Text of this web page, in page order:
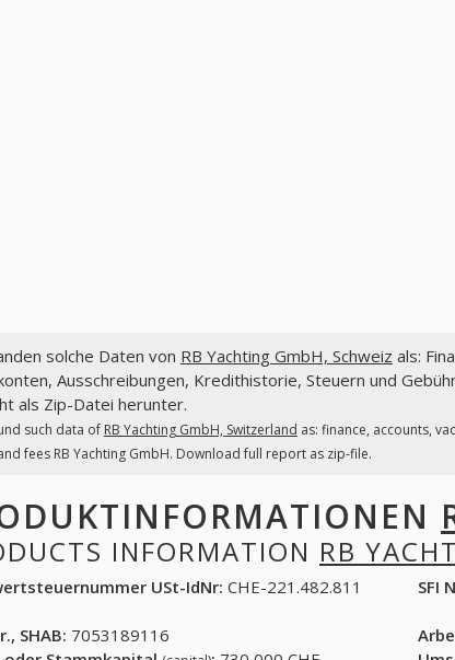
solche Daten von RB Yachting GmbH, Schweiz als:
Ausschreibungen, Kredithistorie, Steuern und
als Zip-Datei herunter.
such data of RB Yachting GmbH, Switzerland as: finance, accounts,
fees RB Yachting GmbH. Download full report as zip-file.
INFORMATION RB
USt-IdNr: CHE-221.482.811 SFI
SHAB: 7053189116